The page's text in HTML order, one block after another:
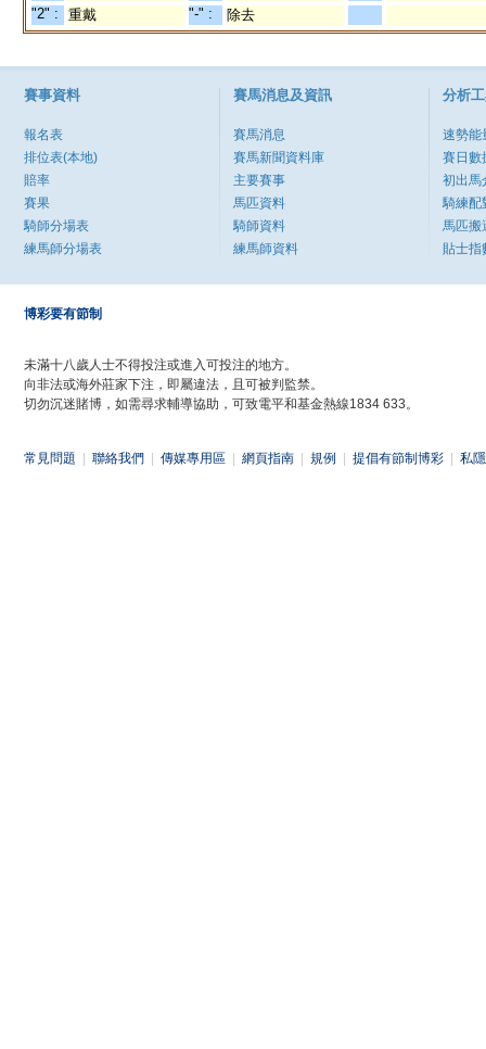
"2" :
重戴 "-" : 除去
賽事資料
報名表
排位表(本地)
賠率
賽果
騎師分場表
練馬師分場表
賽馬消息及資訊
賽馬消息
賽馬新聞資料庫
主要賽事
馬匹資料
騎師資料
練馬師資料
分析
速勢能
賽日數
初出馬
騎練配
馬匹搬
貼士指
博彩要有節制
未滿十八歲人士不得投注或進入可投注的地方。
向非法或海外莊家下注，即屬違法，且可被判監禁。
切勿沉迷賭博，如需尋求輔導協助，可致電平和基金熱線1834 633。
常見問題 聯絡我們 傳媒專用區 網頁指南 規例 提倡有節制博彩 私